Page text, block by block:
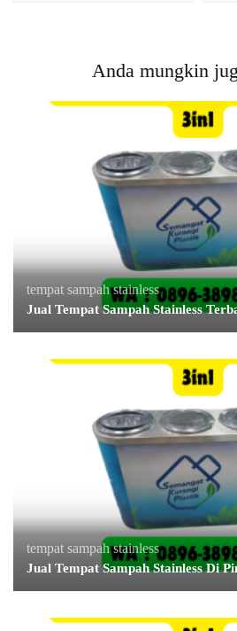
Anda mungkin
tempat sampah stainless
Jual Tempat Sampah Stainless
tempat sampah stainless
Jual Tempat Sampah Stainless Di